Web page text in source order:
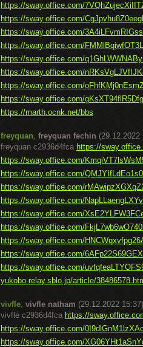
https://sway.office.com/
https://sway.office.com/
https://sway.office.com/
https://sway.office.com/
https://sway.office.com/
https://sway.office.com/
https://sway.office.com/
https://sway.office.com/
https://marth.ocnk.net/bbs
freyquan, freyquan fechin (29.12.2022
freyquan c2936d4fca https://
https://sway.office.com/
https://sway.office.com/
https://sway.office.com/
https://sway.office.com/
https://sway.office.com/
https://sway.office.com/
https://sway.office.com/
https://sway.office.com/
https://sway.office.com/
yukobo-relay.sblo.jp/article/
vivfle, vivfle natham (29.12.2022 15:37)
vivfle c2936d4fca https://
https://sway.office.com/
https://sway.office.com/